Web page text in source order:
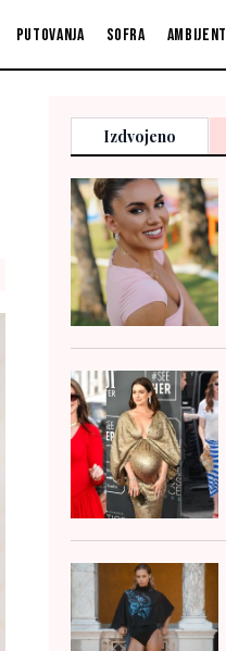
Putovanja Sofra Ambijent
Izdvojeno